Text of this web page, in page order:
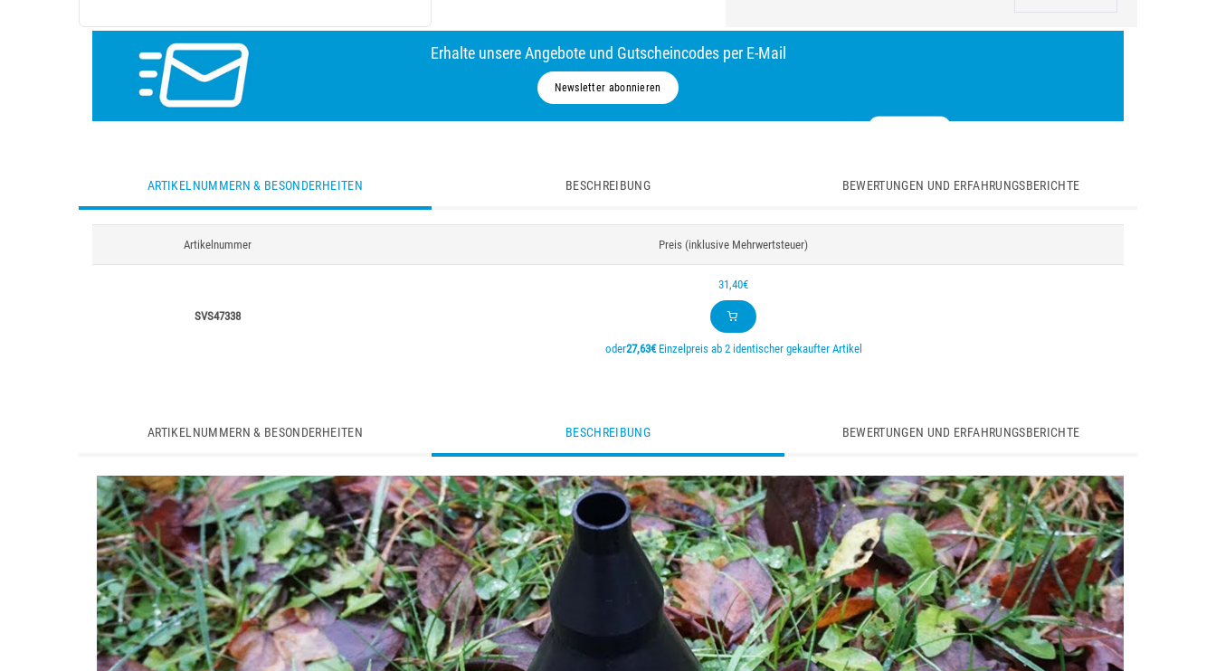
Erhalte unsere Angebote und Gutscheincodes per E-Mail
Newsletter abonnieren
ARTIKELNUMMERN & BESONDERHEITEN BESCHREIBUNG BEWERTUNGEN UND ERFAHRUNGSBERICHTE
Artikelnummer Preis (inklusive Mehrwertsteuer)
SVS47338
31,40€
oder27,63€Einzelpreis ab 2 identischer gekaufter Artikel
ARTIKELNUMMERN & BESONDERHEITEN BESCHREIBUNG BEWERTUNGEN UND ERFAHRUNGSBERICHTE